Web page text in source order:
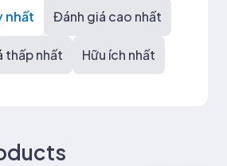
nhất Đánh giá cao nhất
thấp nhất Hữu ích nhất